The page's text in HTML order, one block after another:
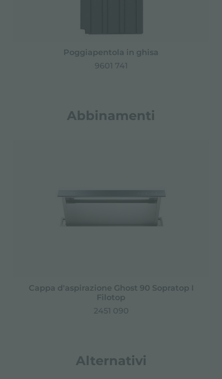
Poggiapentola in ghisa
9601 741
Abbinamenti
Cappa d'aspirazione Ghost 90 Sopratop I
Filotop
2451 090
Alternativi